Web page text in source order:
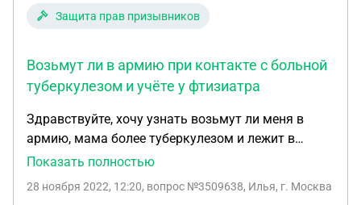
Защита прав призывников
Возьмут ли в армию при контакте с больной
туберкулезом и учёте у фтизиатра
Здравствуйте, хочу узнать возьмут ли меня в
армию, мама более туберкулезом и лежит в
больнице, меня так как находился с ней в прямом
(туберкулезный центр) и ещё со слов врачей я
Показать полностью
28 ноября 2022, 12:20, вопрос №3509638, Илья, г. Москва